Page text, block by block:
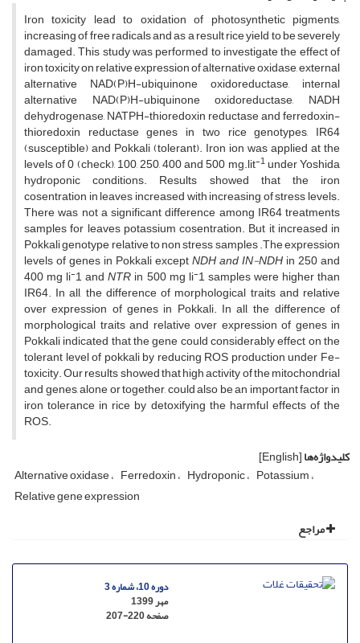
Iron toxicity lead to oxidation of photosynthetic pigments,
increasing of free radicals and as a result rice yield to be severely
damaged. This study was performed to investigate the effect of
iron toxicity on relative expression of alternative oxidase, external
alternative NAD(P)H-ubiquinone oxidoreductase, internal
alternative NAD(P)H-ubiquinone oxidoreductase, NADH
dehydrogenase, NATPH-thioredoxin reductase and ferredoxin-
thioredoxin reductase genes in two rice genotypes, IR64
(susceptible) and Pokkali (tolerant). Iron ion was applied at the
levels of 0 (check), 100, 250, 400 and 500 mg.lit-1 under Yoshida
hydroponic conditions. Results showed that the iron
cosentration in leaves increased with increasing of stress levels.
There was not a significant difference among IR64 treatments
samples for leaves potassium cosentration. But it increased in
Pokkali genotype relative to non stress samples .The expression
levels of genes in Pokkali exceptNDH and IN-NDHin 250 and
400 mg li-1 andNTRin 500 mg li-1 samples were higher than
IR64. In all, the difference of morphological traits and relative
over expression of genes in Pokkali. In all, the difference of
morphological traits and relative over expression of genes in
Pokkali indicated that the gene could considerably effect on the
tolerant level of pokkali by reducing ROS production under Fe-
toxicity. Our results showed that high activity of the mitochondrial
and genes, alone or together, could also be an important factor in
iron tolerance in rice by detoxifying the harmful effects of the
ROS.
کلیدواژه‌ها[English]
Alternative oxidase Ferredoxin Hydroponic Potassium
Relative gene expression
مراجع
دوره 10، شماره 3
مهر 1399
صفحه207-220